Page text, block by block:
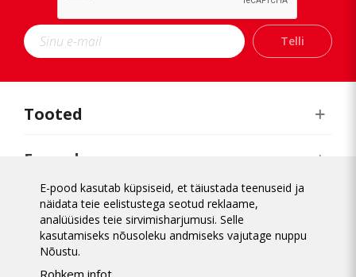
Kärdla Narva
Rapla Tabasalu
Telli
E-pood kasutab küpsiseid, et täiustada teenuseid ja
näidata teie eelistustega seotud reklaame,
analüüsides teie sirvimisharjumusi. Selle
kasutamiseks nõusoleku andmiseks vajutage nuppu
Nõustu.
Rohkem infot
Tooted
E-pood
Realiseerimiskeskus
Üldinfo